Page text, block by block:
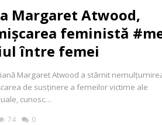
Margaret Atwood,
feministă
între femei
Margaret Atwood a stârnit
de susținere a femeilor victime ale
cunosc…
74 0